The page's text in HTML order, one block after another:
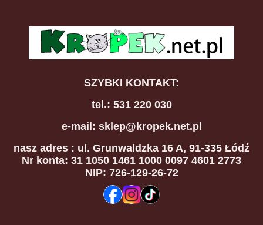
SZYBKI KONTAKT:
tel.: 531 220 030
e-mail: sklep@kropek.net.pl
nasz adres : ul. Grunwaldzka 16 A, 91-335 Łódź
Nr konta: 31 1050 1461 1000 0097 4601 2773
NIP: 726-129-26-72